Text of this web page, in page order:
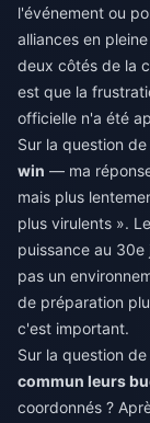
l'événement ou
alliances en
deux côtés de la
est que la
officielle n'a été
Sur la question
win — ma
mais plus
plus virulents ».
puissance au
pas un
de préparation
c'est important.
Sur la question
commun leurs
coordonnés ?